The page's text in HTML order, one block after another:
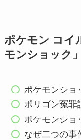
ポケモン コイ
モンショック
ポケモンショ
ポリゴン冤罪
ポケモンショ
なぜ二つの事